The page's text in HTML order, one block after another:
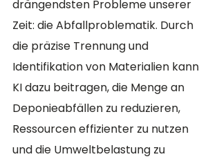
drängendsten Probleme unserer
Zeit: die Abfallproblematik. Durch
die präzise Trennung und
Identifikation von Materialien kann
KI dazu beitragen, die Menge an
Deponieabfällen zu reduzieren,
Ressourcen effizienter zu nutzen
und die Umweltbelastung zu